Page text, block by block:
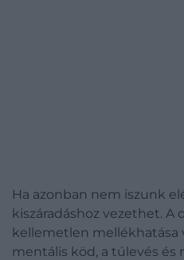
Ha azonban nem iszunk
kiszáradáshoz vezethet. A
kellemetlen mellékhatása
mentális köd, a túlevés és